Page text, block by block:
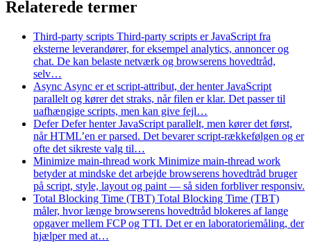
Relaterede termer
Third-party scripts Third-party scripts er JavaScript fra
eksterne leverandører, for eksempel analytics, annoncer og
chat. De kan belaste netværk og browserens hovedtråd,
selv…
Async Async er et script-attribut, der henter JavaScript
parallelt og kører det straks, når filen er klar. Det passer til
uafhængige scripts, men kan give fejl…
Defer Defer henter JavaScript parallelt, men kører det først,
når HTML’en er parsed. Det bevarer script-rækkefølgen og er
ofte det sikreste valg til…
Minimize main-thread work Minimize main-thread work
betyder at mindske det arbejde browserens hovedtråd bruger
på script, style, layout og paint — så siden forbliver responsiv.
Total Blocking Time (TBT) Total Blocking Time (TBT)
måler, hvor længe browserens hovedtråd blokeres af lange
opgaver mellem FCP og TTI. Det er en laboratoriemåling, der
hjælper med at…